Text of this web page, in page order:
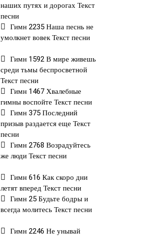
наших путях и дорогах Текст
песни
Гимн 2235 Наша песнь не
умолкнет вовек Текст песни
Гимн 1592 В мире живешь
среди тьмы беспросветной
Текст песни
Гимн 1467 Хвалебные
гимны воспойте Текст песни
Гимн 375 Последний
призыв раздается еще Текст
песни
Гимн 2768 Возрадуйтесь
же люди Текст песни
Гимн 616 Как скоро дни
летят вперед Текст песни
Гимн 25 Будьте бодры и
всегда молитесь Текст песни
Гимн 2246 Не унывай